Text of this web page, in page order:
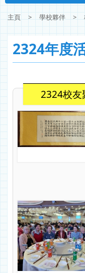
主頁 > 學校夥伴 >
2324年度
2324校友